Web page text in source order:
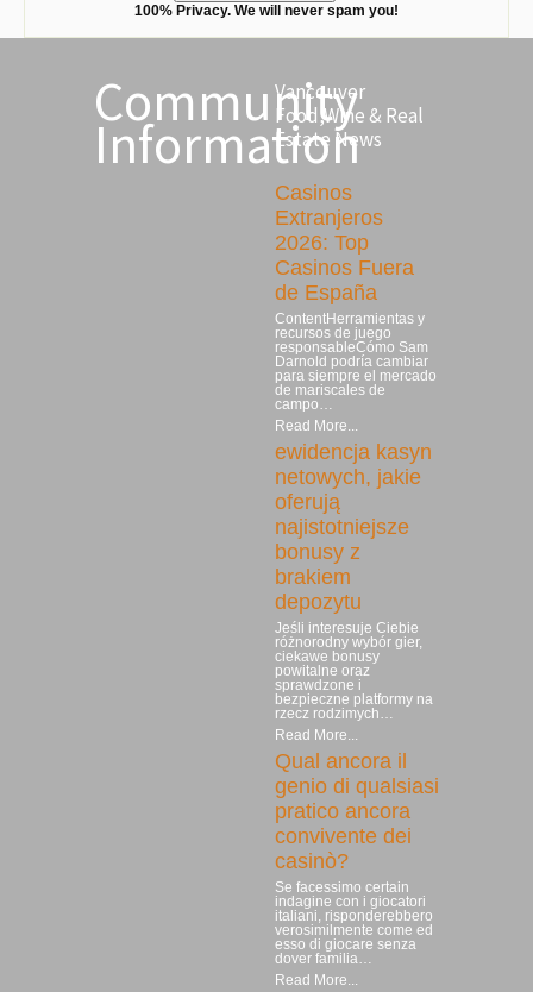
100% Privacy. We will never spam you!
Community
Information
Vancouver
Food,Wine & Real
Estate News
Casinos
Extranjeros
2026: Top
Casinos Fuera
de España
ContentHerramientas y
recursos de juego
responsableCómo Sam
Darnold podría cambiar
para siempre el mercado
de mariscales de
campo…
Read More...
ewidencja kasyn
netowych, jakie
oferują
najistotniejsze
bonusy z
brakiem
depozytu
Jeśli interesuje Ciebie
różnorodny wybór gier,
ciekawe bonusy
powitalne oraz
sprawdzone i
bezpieczne platformy na
rzecz rodzimych…
Read More...
Qual ancora il
genio di qualsiasi
pratico ancora
convivente dei
casinò?
Se facessimo certain
indagine con i giocatori
italiani, risponderebbero
verosimilmente come ed
esso di giocare senza
dover familia…
Read More...